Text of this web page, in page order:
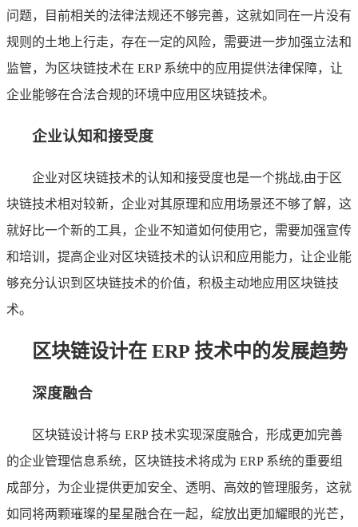
问题，目前相关的法律法规还不够完善，这就如同在一片没有
规则的土地上行走，存在一定的风险，需要进一步加强立法和
监管，为区块链技术在 ERP 系统中的应用提供法律保障，让
企业能够在合法合规的环境中应用区块链技术。
企业认知和接受度
企业对区块链技术的认知和接受度也是一个挑战,由于区
块链技术相对较新，企业对其原理和应用场景还不够了解，这
就好比一个新的工具，企业不知道如何使用它，需要加强宣传
和培训，提高企业对区块链技术的认识和应用能力，让企业能
够充分认识到区块链技术的价值，积极主动地应用区块链技
术。
区块链设计在 ERP 技术中的发展趋势
深度融合
区块链设计将与 ERP 技术实现深度融合，形成更加完善
的企业管理信息系统，区块链技术将成为 ERP 系统的重要组
成部分，为企业提供更加安全、透明、高效的管理服务，这就
如同将两颗璀璨的星星融合在一起，绽放出更加耀眼的光芒，